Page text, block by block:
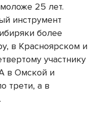
25 лет.
инструмент
более
в Красноярском и
участнику
в Омской и
трети, а в